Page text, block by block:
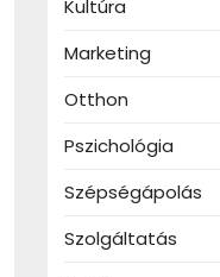
Kultúra
Marketing
Otthon
Pszichológia
Szépségápolás
Szolgáltatás